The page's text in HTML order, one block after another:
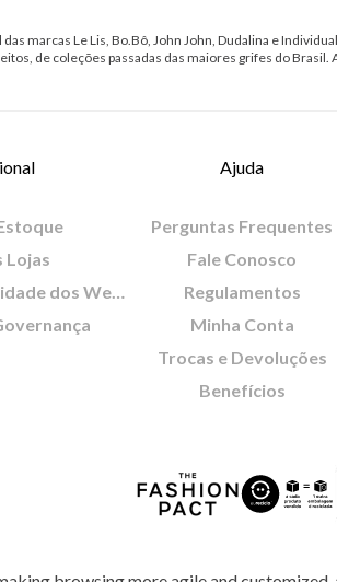
marcas Le Lis, Bo.Bô, John John, Dudalina e
de coleções passadas das maiores grifes do
Lojas
Política de Privacidade dos Websites
Ajuda
Perguntas Frequentes
Fale Conosco
Regulamentos
Minha Conta
Trocas e Devoluções
Benefícios